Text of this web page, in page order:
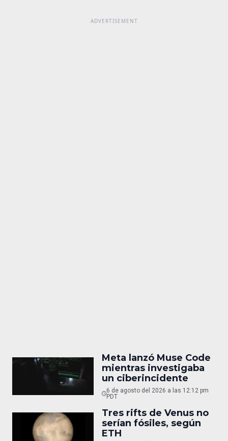
Meta lanzó Muse Code
mientras investigaba
un ciberincidente
6 de agosto del 2026 a las 12:12 pm
PDT
Tres rifts de Venus no
serían fósiles, según
ETH